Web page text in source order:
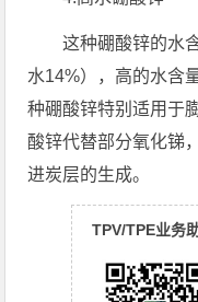
这种硼酸锌的水
水14%），高的水含
种硼酸锌特别适用于
酸锌代替部分氧化锑
进炭层的生成。
TPV/TPE业务